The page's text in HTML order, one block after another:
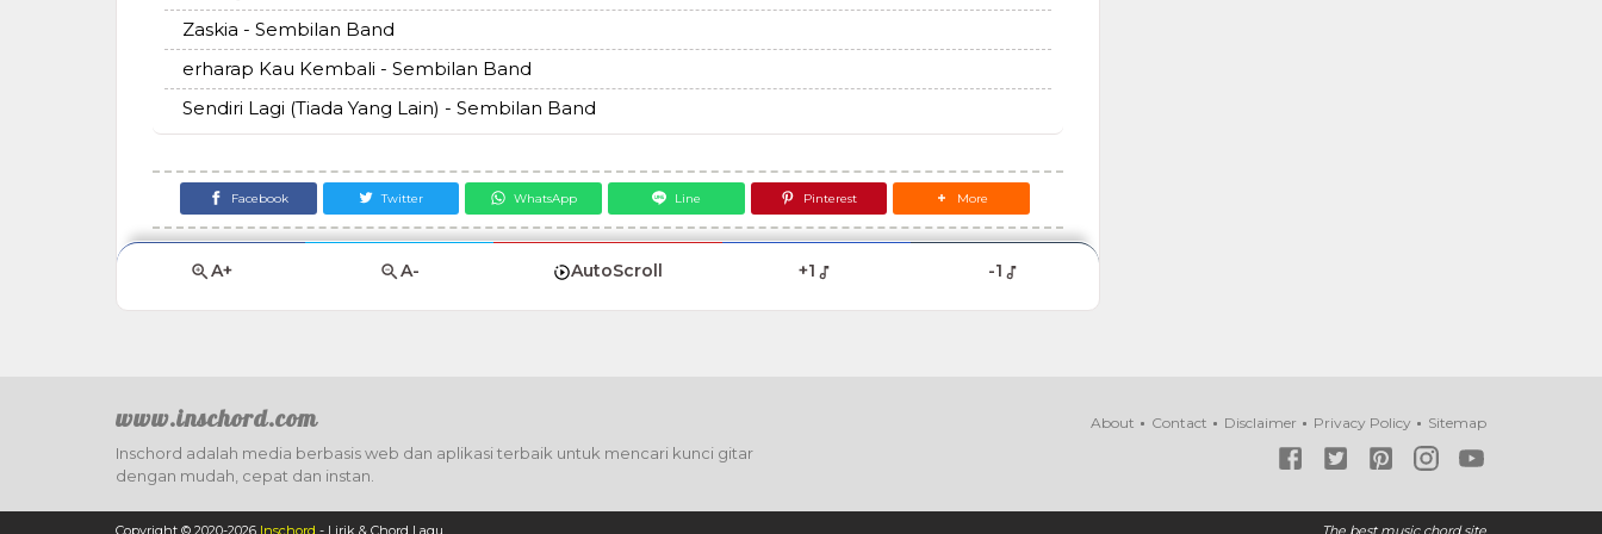
Zaskia - Sembilan Band
erharap Kau Kembali - Sembilan Band
Sendiri Lagi (Tiada Yang Lain) - Sembilan Band
Facebook Twitter WhatsApp Line Pinterest More
A+ A- AutoScroll +1 -1
www.inschord.com
Inschord adalah media berbasis web dan aplikasi terbaik untuk mencari kunci gitar
dengan mudah, cepat dan instan.
About Contact Disclaimer Privacy Policy Sitemap
Copyright © 2020-2026 Inschord - Lirik & Chord Lagu The best music chord site